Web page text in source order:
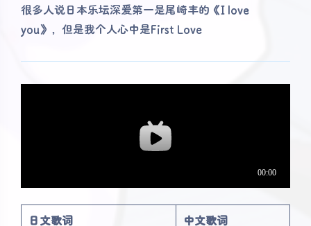
很多人说日本乐坛深爱第一是尾崎丰的《I love
you》，但是我个人心中是First Love
日文歌词 中文歌词